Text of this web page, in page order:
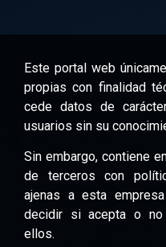
Este portal web
propias con finalidad
cede datos de
usuarios sin su
Sin embargo, contiene
de terceros con
ajenas a esta
decidir si acepta o no
ellos.